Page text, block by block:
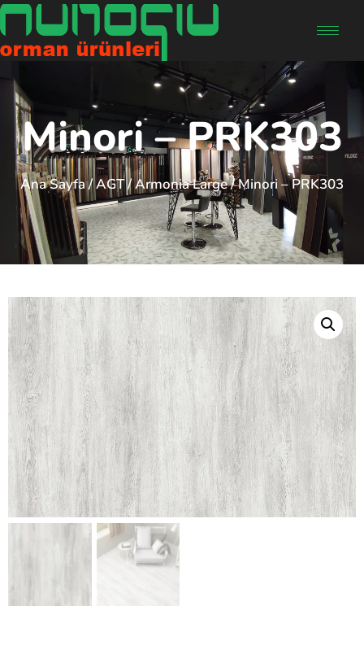
Minori – PRK303
Ana Sayfa/AGT/Armonia Large/ Minori – PRK303